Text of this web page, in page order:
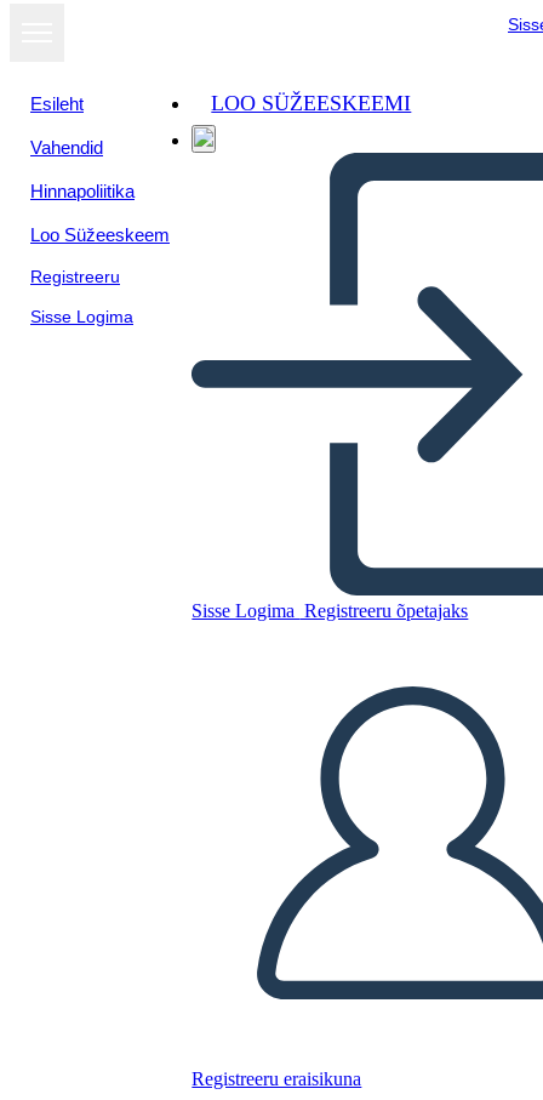
Esileht
Vahendid
Hinnapoliitika
Loo Süžeeskeem
Registreeru
Sisse Logima
LOO SÜŽEESKEEMI
Sisse Logima Registreeru õpetajaks
Registreeru eraisikuna
Untitled Storyboard
LUUA STORYBOARD
ESITA SLAIDIESITLUST
LOE MULLE
Kuva
slaidiseansina